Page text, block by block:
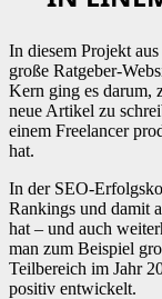
In diesem Projekt
große Ratgeber-
Kern ging es darum,
neue Artikel zu
einem Freelancer
hat.
In der SEO-
Rankings und damit
hat – und auch
man zum Beispiel
Teilbereich im Jahr
positiv entwickelt.